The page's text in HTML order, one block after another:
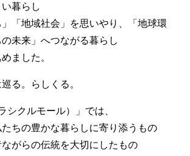
暮らし
」「地域社会」を思いやり、「地球環
未来」へつながる暮らし
ました。
る。らしくる。
シクルモール）」では、
たちの豊かな暮らしに寄り添うもの
ながらの伝統を大切にしたもの